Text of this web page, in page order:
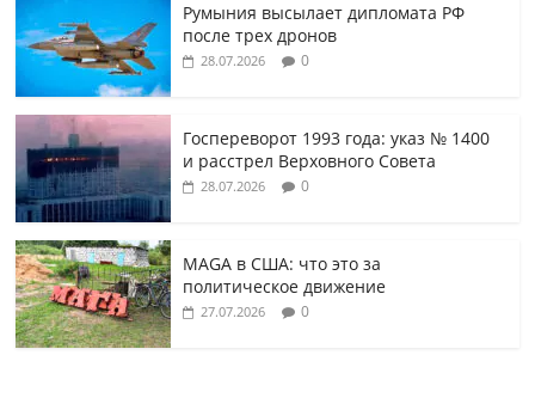
Румыния высылает дипломата РФ
после трех дронов
28.07.2026 0
Госпереворот 1993 года: указ № 1400
и расстрел Верховного Совета
28.07.2026 0
MAGA в США: что это за
политическое движение
27.07.2026 0